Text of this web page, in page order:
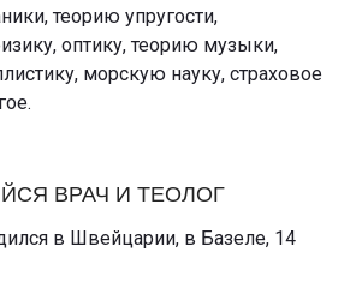
теорию упругости,
оптику, теорию музыки,
морскую науку, страховое
ВРАЧ И ТЕОЛОГ
в Швейцарии, в Базеле, 14